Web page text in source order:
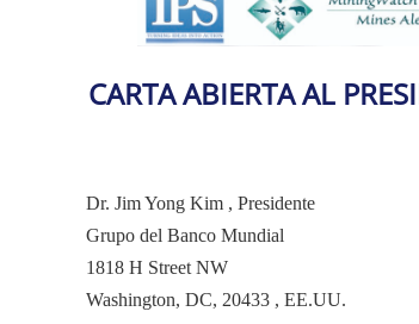
CARTA ABIERTA AL
Dr. Jim Yong Kim , Presidente
Grupo del Banco Mundial
1818 H Street NW
Washington, DC, 20433 , EE.UU.